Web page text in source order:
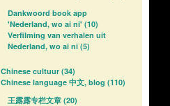
Dankwoord book app
'Nederland, wo ai ni' (10)
Verfilming van verhalen uit
Nederland, wo ai ni (5)
Chinese cultuur (34)
Chinese language 中文, blog (110)
王露露专栏文章 (20)